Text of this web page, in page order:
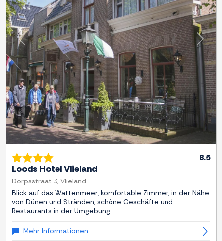
Zurück
8.5
Loods Hotel Vlieland
Dorpsstraat 3, Vlieland
Blick auf das Wattenmeer, komfortable Zimmer, in der Nähe
von Dünen und Stränden, schöne Geschäfte und
Restaurants in der Umgebung.
Mehr Informationen